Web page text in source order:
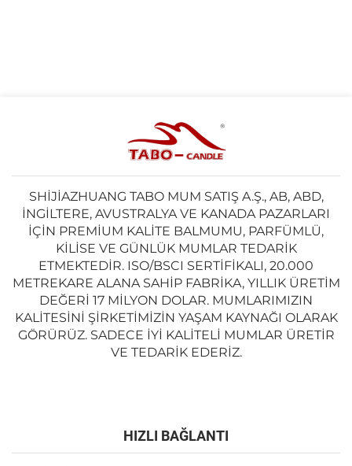
SHIJIAZHUANG TABO MUM SATIŞ A.Ş., AB, ABD,
İNGILTERE, AVUSTRALYA VE KANADA PAZARLARI
IÇIN PREMIUM KALITE BALMUMU, PARFÜMLÜ,
KILISE VE GÜNLÜK MUMLAR TEDARIK
ETMEKTEDIR. ISO/BSCI SERTIFIKALI, 20.000
METREKARE ALANA SAHIP FABRIKA, YILLIK ÜRETIM
DEĞERI 17 MILYON DOLAR. MUMLARIMIZIN
KALITESINI ŞIRKETIMIZIN YAŞAM KAYNAĞI OLARAK
GÖRÜRÜZ. SADECE IYI KALITELI MUMLAR ÜRETIR
VE TEDARIK EDERIZ.
HIZLI BAĞLANTI